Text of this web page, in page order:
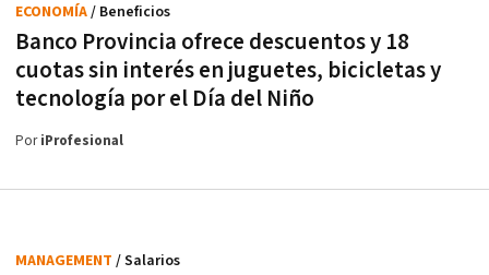
Banco Provincia ofrece descuentos y 18
cuotas sin interés en juguetes, bicicletas y
tecnología por el Día del Niño
ECONOMÍA/ Beneficios
PoriProfesional
MANAGEMENT / Salarios